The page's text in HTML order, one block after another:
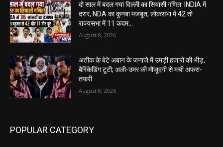
दो साल में बदल गया दिल्ली का सियासी गणित: INDIA में
दरार, NDA का कुनबा मजबूत; लोकसभा में 42 तो
राज्यसभा में 11 कदम...
August 8, 2026
अतीक के बेटे अबान के जनाजे में उमड़ी हजारों की भीड़,
बैरिकेडिंग टूटी; अली-उमर की मौजूदगी से मची अफरा-
तफरी
August 8, 2026
POPULAR CATEGORY